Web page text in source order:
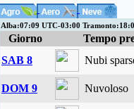
Alba:07:09 UTC-03:00
Giorno Tempo
SAB 8
Nubi
DOM 9 Nuvoloso